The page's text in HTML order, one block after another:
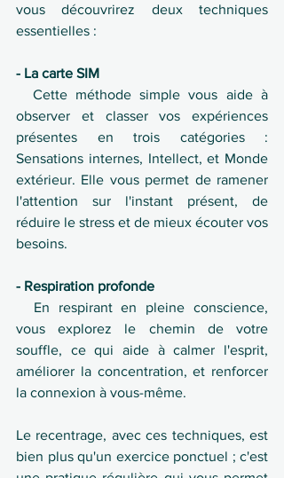
vous découvrirez deux techniques
essentielles :
- La carte SIM
observer et classer vos expériences
présentes en trois catégories :
Sensations internes, Intellect, et Monde
extérieur. Elle vous permet de ramener
l'attention sur l'instant présent, de
réduire le stress et de mieux écouter vos
besoins.
- Respiration profonde
vous explorez le chemin de votre
souffle, ce qui aide à calmer l'esprit,
améliorer la concentration, et renforcer
la connexion à vous-même.
Le recentrage, avec ces techniques, est
bien plus qu'un exercice ponctuel ; c'est